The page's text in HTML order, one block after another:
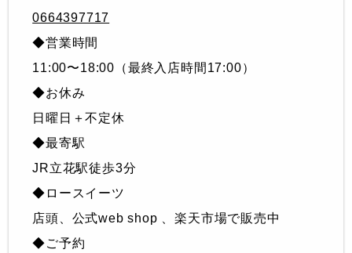
0664397717
◆営業時間
11:00〜18:00（最終入店時間17:00）
◆お休み
日曜日＋不定休
◆最寄駅
JR立花駅徒歩3分
◆ロースイーツ
店頭、公式web shop 、楽天市場で販売中
◆ご予約